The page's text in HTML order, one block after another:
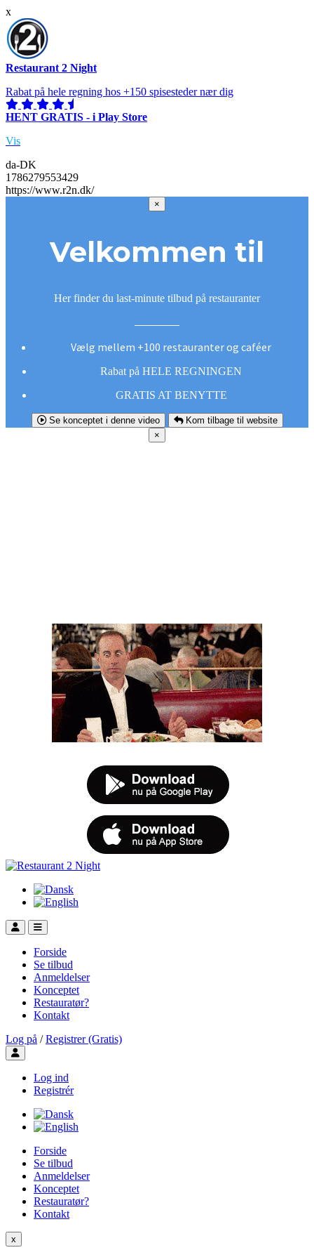
x
Restaurant 2 Night
Rabat på hele regning hos +150 spisesteder nær dig
HENT GRATIS - i Play Store
Vis
da-DK
1786279553429
https://www.r2n.dk/
×
Velkommen til
Her finder du last-minute tilbud på restauranter
Vælg mellem +100 restauranter og caféer
Rabat på HELE REGNINGEN
GRATIS AT BENYTTE
Se konceptet i denne video
Kom tilbage til website
×
Forside
Se tilbud
Anmeldelser
Konceptet
Restauratør?
Kontakt
Log på / Registrer (Gratis)
Toggle user menu
Log ind
Registrér
Forside
Se tilbud
Anmeldelser
Konceptet
Restauratør?
Kontakt
x